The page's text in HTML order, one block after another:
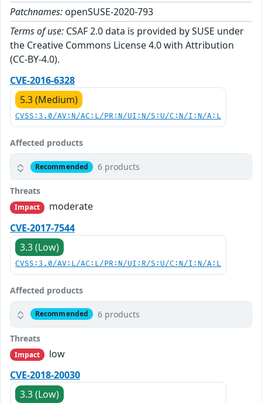
Patchnames: openSUSE-2020-793
Terms of use: CSAF 2.0 data is provided by SUSE under
the Creative Commons License 4.0 with Attribution
(CC-BY-4.0).
CVE-2016-6328
5.3 (Medium)
CVSS:3.0/AV:N/AC:L/PR:N/UI:N/S:U/C:N/I:N/A:L
Affected products
Recommended 6 products
Threats
Impact
moderate
CVE-2017-7544
3.3 (Low)
CVSS:3.0/AV:L/AC:L/PR:N/UI:R/S:U/C:N/I:N/A:L
Affected products
Recommended 6 products
Threats
Impact
low
CVE-2018-20030
3.3 (Low)